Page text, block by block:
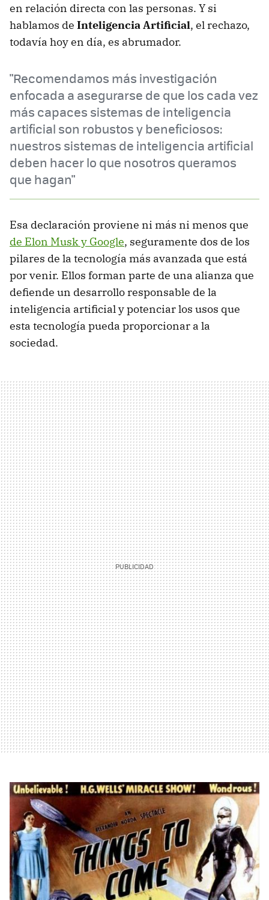
en relación directa con las personas. Y si
hablamos de Inteligencia Artificial, el rechazo,
todavía hoy en día, es abrumador.
"Recomendamos más investigación
enfocada a asegurarse de que los cada vez
más capaces sistemas de inteligencia
artificial son robustos y beneficiosos:
nuestros sistemas de inteligencia artificial
deben hacer lo que nosotros queramos
que hagan"
Esa declaración proviene ni más ni menos que
de Elon Musk y Google, seguramente dos de los
pilares de la tecnología más avanzada que está
por venir. Ellos forman parte de una alianza que
defiende un desarrollo responsable de la
inteligencia artificial y potenciar los usos que
esta tecnología pueda proporcionar a la
sociedad.